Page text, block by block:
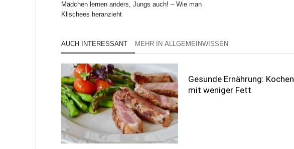
Mädchen lernen anders, Jungs auch! – Wie man
Klischees heranzieht
AUCH INTERESSANT MEHR IN ALLGEMEINWISSEN
Gesunde Ernährung: Kochen
mit weniger Fett